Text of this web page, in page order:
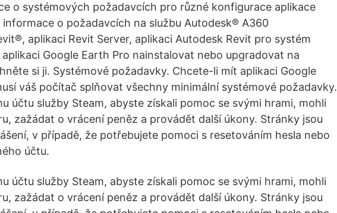
o systémových požadavcích pro různé konfigurace aplikace
o požadavcích na službu Autodesk® A360
aplikaci Revit Server, aplikaci Autodesk Revit pro systém
Google Earth Pro nainstalovat nebo upgradovat na
si ji. Systémové požadavky. Chcete-li mít aplikaci Google
váš počítač splňovat všechny minimální systémové požadavky.
účtu služby Steam, abyste získali pomoc se svými hrami, mohli
zažádat o vrácení peněz a provádět další úkony. Stránky jsou
v případě, že potřebujete pomoci s resetováním hesla nebo
účtu.
účtu služby Steam, abyste získali pomoc se svými hrami, mohli
zažádat o vrácení peněz a provádět další úkony. Stránky jsou